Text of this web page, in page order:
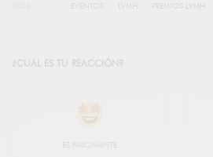
EVENTOS LVMH PREMIOS LVMH
¿CUÁL ES TU REACCIÓN?
ES FASCINANTE